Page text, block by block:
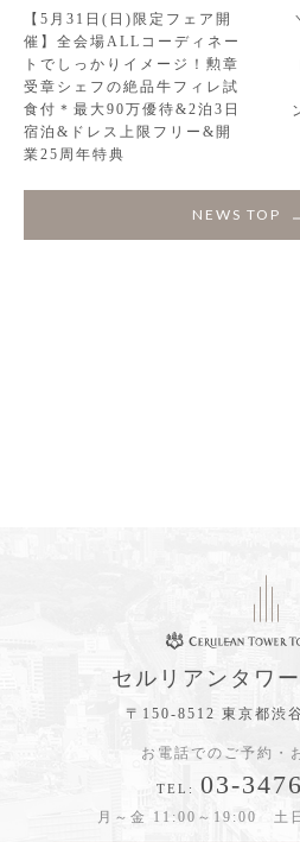
【5月31日(日)限定フェア開
催】全会場ALLコーディネー
トでしっかりイメージ！勲章
受章シェフの絶品牛フィレ試
食付＊最大90万優待&2泊3日
宿泊&ドレス上限フリー&開
業25周年特典
NEWS TOP
セルリアンタワ
〒150-8512 東京都渋
お電話でのご予約・
TEL: 03-
月～金 11:00～19:00 土